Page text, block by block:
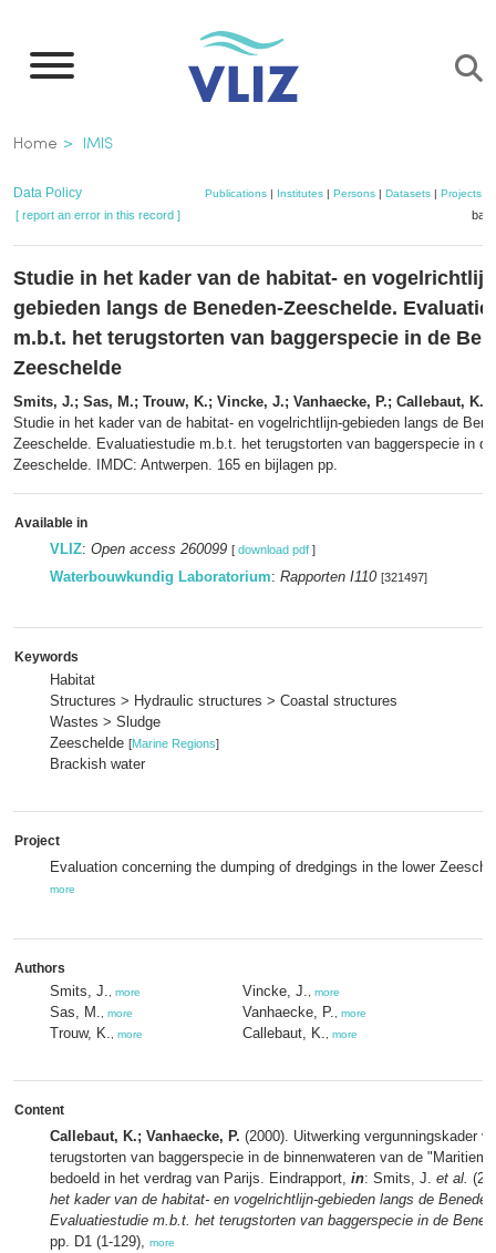
main
Breadcrumb
Home IMIS
Data Policy Publications| Institutes| Persons| Datasets| Projects|
[ report an error in this record ]
Studie in het kader van de habitat- en
gebieden langs de Beneden-Zeeschelde.
m.b.t. het terugstorten van baggerspecie in de
Zeeschelde
Smits, J.; Sas, M.; Trouw, K.; Vincke, J.; Vanhaecke, P.; Callebaut, K.
Studie in het kader van de habitat- en vogelrichtlijn-gebieden langs de
Zeeschelde. Evaluatiestudie m.b.t. het terugstorten van baggerspecie in
Zeeschelde. IMDC: Antwerpen. 165 en bijlagen pp.
Available in
VLIZ: Open access 260099 [ download pdf ]
Waterbouwkundig Laboratorium: Rapporten I110 [321497]
Keywords
Habitat
Structures > Hydraulic structures > Coastal structures
Wastes > Sludge
Zeeschelde [Marine Regions]
Brackish water
Project
Evaluation concerning the dumping of dredgings in the lower
more
Authors
Smits, J. more
Sas, M. more
Trouw, K. more
Vincke, J. more
Vanhaecke, P. more
Callebaut, K. more
Content
Callebaut, K.; Vanhaecke, P. (2000). Uitwerking vergunningskader
terugstorten van baggerspecie in de binnenwateren van de
bedoeld in het verdrag van Parijs. Eindrapport, in: Smits, J. et al.
het kader van de habitat- en vogelrichtlijn-gebieden langs de
Evaluatiestudie m.b.t. het terugstorten van baggerspecie in de
pp. D1 (1-129), more